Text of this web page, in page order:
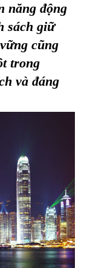
năng động
sách giữ
cũng
trong
và đáng